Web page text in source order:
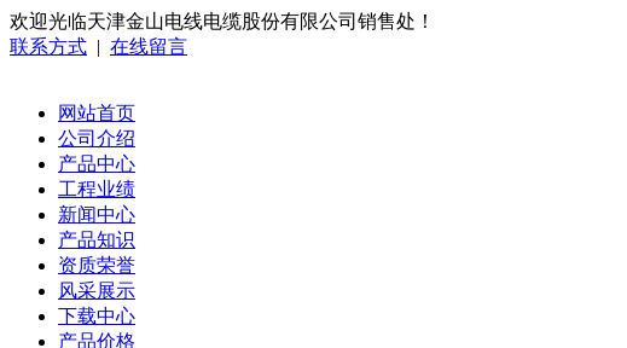
欢迎光临天津金山电线电缆股份有限公司销售处！
联系方式 | 在线留言
网站首页
公司介绍
产品中心
工程业绩
新闻中心
产品知识
资质荣誉
风采展示
下载中心
产品价格